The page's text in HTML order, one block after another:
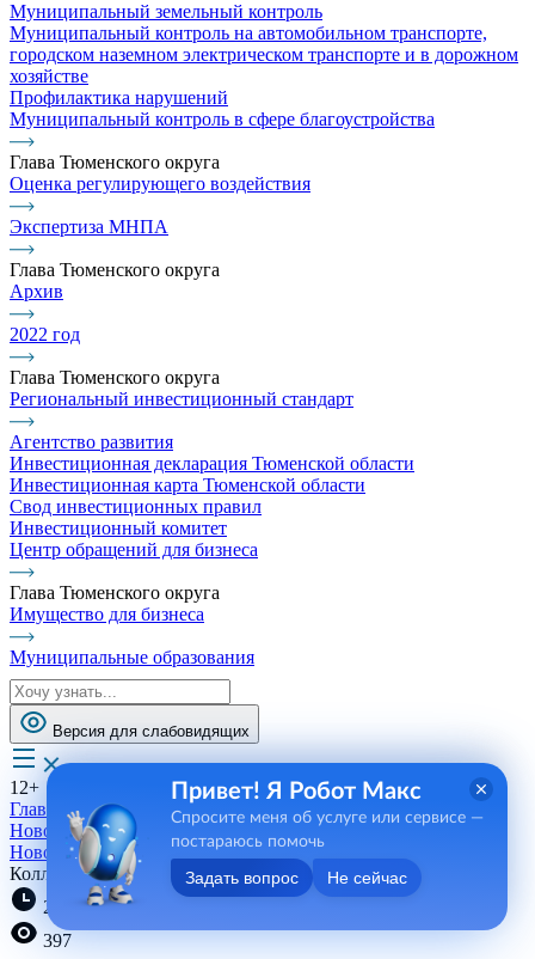
Муниципальный земельный контроль
Муниципальный контроль на автомобильном транспорте,
городском наземном электрическом транспорте и в дорожном
хозяйстве
Профилактика нарушений
Муниципальный контроль в сфере благоустройства
Глава Тюменского округа
Оценка регулирующего воздействия
Экспертиза МНПА
Глава Тюменского округа
Архив
2022 год
Глава Тюменского округа
Региональный инвестиционный стандарт
Агентство развития
Инвестиционная декларация Тюменской области
Инвестиционная карта Тюменской области
Свод инвестиционных правил
Инвестиционный комитет
Центр обращений для бизнеса
Глава Тюменского округа
Имущество для бизнеса
Муниципальные образования
Версия для слабовидящих
12+
Главная
Новости, пресса, события
Новости
Коллективный договор важен
21:58 30.08.2023
397
Привет! Я Робот Макс
Спросите меня об услуге или сервисе —
постараюсь помочь
Задать вопрос Не сейчас